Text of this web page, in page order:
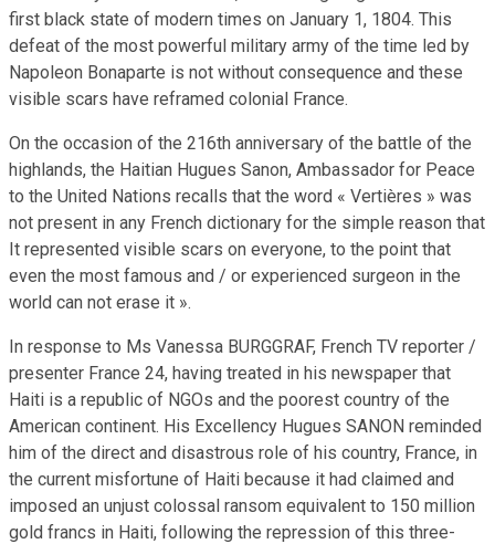
first black state of modern times on January 1, 1804. This
defeat of the most powerful military army of the time led by
Napoleon Bonaparte is not without consequence and these
visible scars have reframed colonial France.
On the occasion of the 216th anniversary of the battle of the
highlands, the Haitian Hugues Sanon, Ambassador for Peace
to the United Nations recalls that the word « Vertières » was
not present in any French dictionary for the simple reason that
It represented visible scars on everyone, to the point that
even the most famous and / or experienced surgeon in the
world can not erase it ».
In response to Ms Vanessa BURGGRAF, French TV reporter /
presenter France 24, having treated in his newspaper that
Haiti is a republic of NGOs and the poorest country of the
American continent. His Excellency Hugues SANON reminded
him of the direct and disastrous role of his country, France, in
the current misfortune of Haiti because it had claimed and
imposed an unjust colossal ransom equivalent to 150 million
gold francs in Haiti, following the repression of this three-